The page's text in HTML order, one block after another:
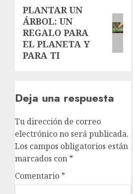
Siguiente
entrada:
PLANTAR UN
ÁRBOL: UN
REGALO PARA
EL PLANETA Y
PARA TI
Deja una respuesta
Tu dirección de correo
electrónico no será publicada.
Los campos obligatorios están
marcados con *
Comentario *